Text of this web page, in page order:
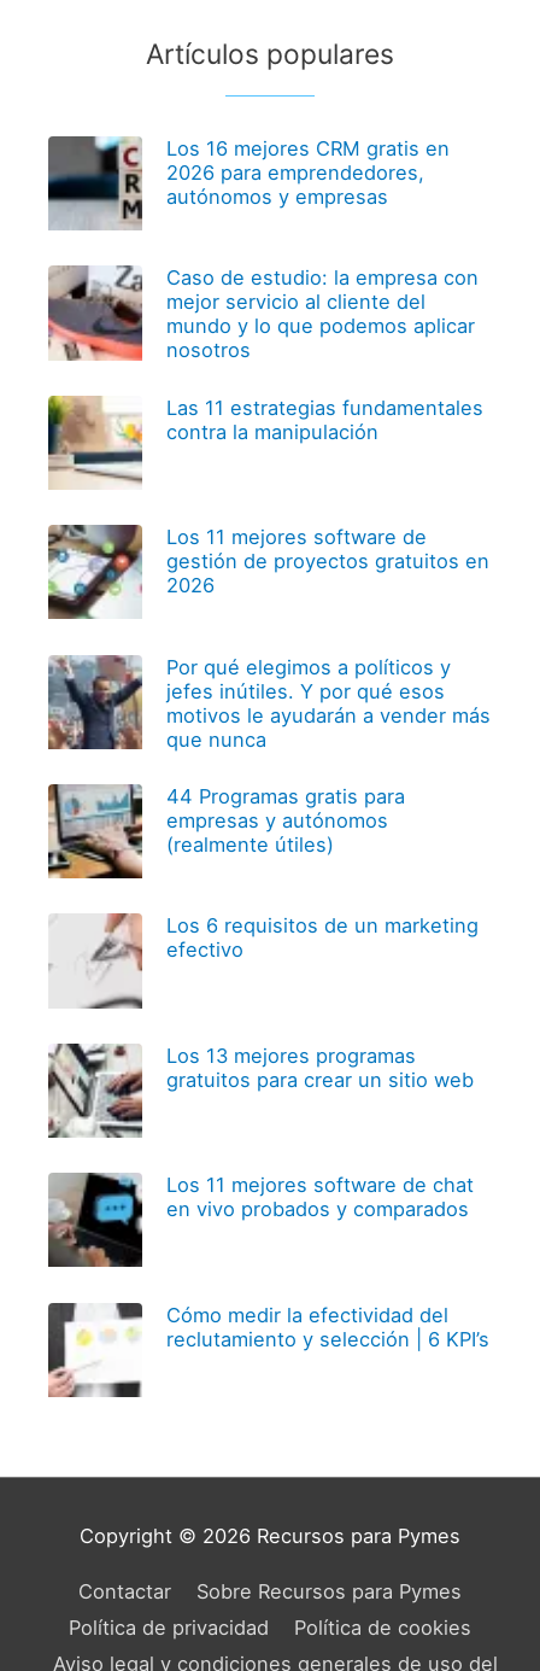
Artículos populares
Los 16 mejores CRM gratis en
2026 para emprendedores,
autónomos y empresas
Caso de estudio: la empresa con
mejor servicio al cliente del
mundo y lo que podemos aplicar
nosotros
Las 11 estrategias fundamentales
contra la manipulación
Los 11 mejores software de
gestión de proyectos gratuitos en
2026
Por qué elegimos a políticos y
jefes inútiles. Y por qué esos
motivos le ayudarán a vender más
que nunca
44 Programas gratis para
empresas y autónomos
(realmente útiles)
Los 6 requisitos de un marketing
efectivo
Los 13 mejores programas
gratuitos para crear un sitio web
Los 11 mejores software de chat
en vivo probados y comparados
Cómo medir la efectividad del
reclutamiento y selección | 6 KPI’s
Copyright © 2026 Recursos para Pymes
Contactar
Sobre Recursos para Pymes
Política de privacidad
Política de cookies
Aviso legal y condiciones generales de uso del